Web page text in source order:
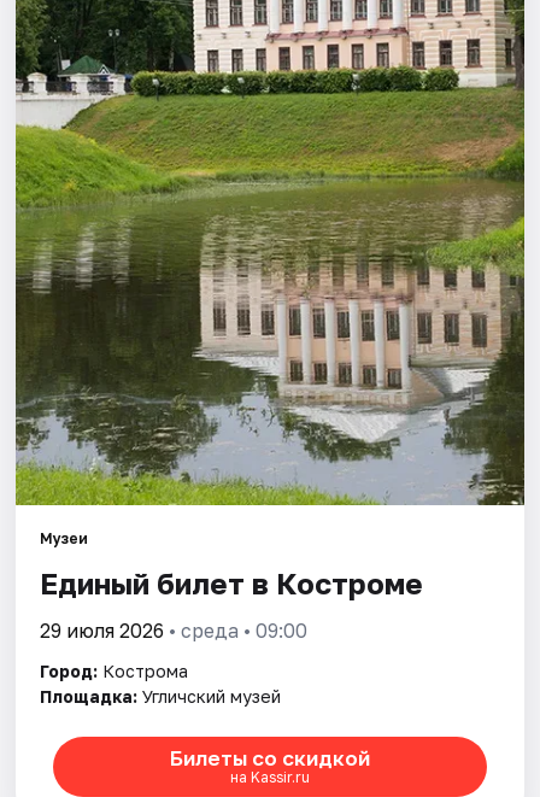
Площадки
Артисты
Рейтинги
Музеи
Единый билет в Костроме
29 июля 2026 • среда • 09:00
Город: Кострома
Площадка: Угличский музей
Билеты со скидкой
на Kassir.ru